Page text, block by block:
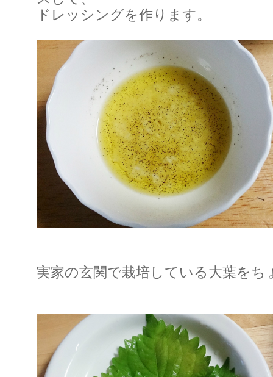
ドレッシングを作ります。
実家の玄関で栽培している大葉をち